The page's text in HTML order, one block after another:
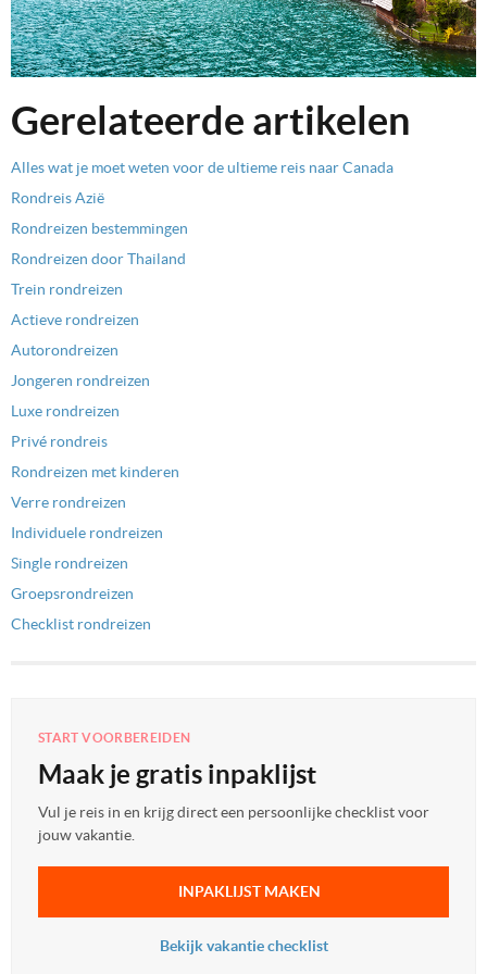
Gerelateerde artikelen
Alles wat je moet weten voor de ultieme reis naar Canada
Rondreis Azië
Rondreizen bestemmingen
Rondreizen door Thailand
Trein rondreizen
Actieve rondreizen
Autorondreizen
Jongeren rondreizen
Luxe rondreizen
Privé rondreis
Rondreizen met kinderen
Verre rondreizen
Individuele rondreizen
Single rondreizen
Groepsrondreizen
Checklist rondreizen
START VOORBEREIDEN
Maak je gratis inpaklijst
Vul je reis in en krijg direct een persoonlijke checklist voor
jouw vakantie.
INPAKLIJST MAKEN
Bekijk vakantie checklist